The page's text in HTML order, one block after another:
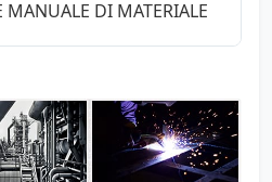
DI MATERIALE